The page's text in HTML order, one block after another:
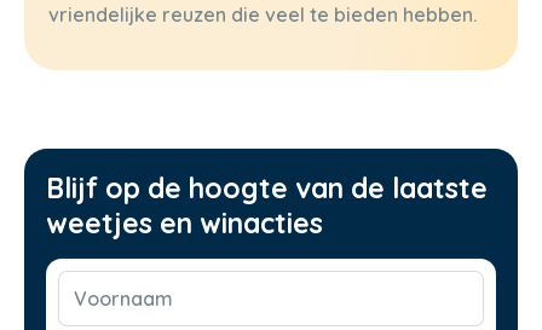
vriendelijke reuzen die veel te bieden hebben.
Blijf op de hoogte van de laatste
weetjes en winacties